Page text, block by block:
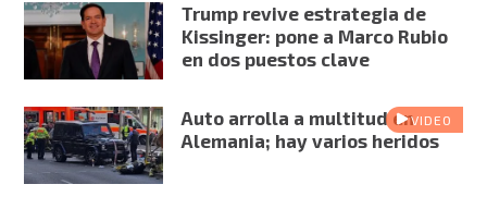
Trump revive estrategia de
Kissinger: pone a Marco Rubio
en dos puestos clave
VIDEO
Auto arrolla a multitud en
Alemania; hay varios heridos